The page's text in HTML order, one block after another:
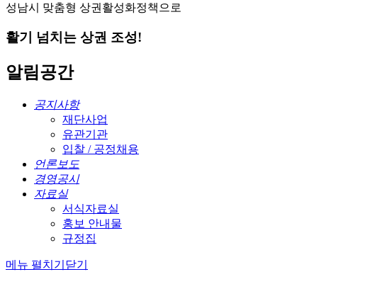
성남시 맞춤형 상권활성화정책으로
활기 넘치는 상권 조성!
알림공간
공지사항
재단사업
유관기관
입찰 / 공정채용
언론보도
경영공시
자료실
서식자료실
홍보 안내물
규정집
메뉴 펼치기 닫기